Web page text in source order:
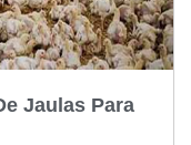
Jaulas Para